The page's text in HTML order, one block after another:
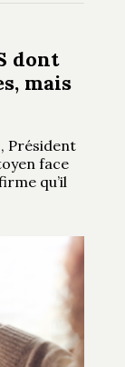
dont
mais
Président
face
qu’il